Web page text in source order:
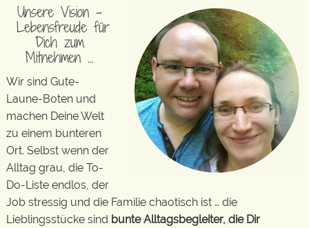
Unsere Vision –
Lebensfreude für
Dich zum
Mitnehmen …
Wir sind Gute-
Laune-Boten und
machen Deine Welt
zu einem bunteren
Ort. Selbst wenn der
Alltag grau, die To-
Do-Liste endlos, der
Job stressig und die Familie chaotisch ist … die
Lieblingsstücke sind bunte Alltagsbegleiter, die Dir